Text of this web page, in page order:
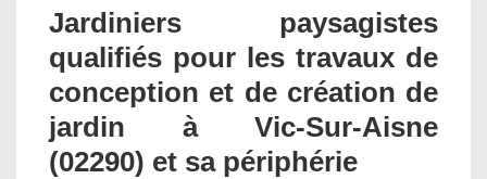
Jardiniers paysagistes
qualifiés pour les travaux de
conception et de création de
jardin à Vic-Sur-Aisne
(02290) et sa périphérie